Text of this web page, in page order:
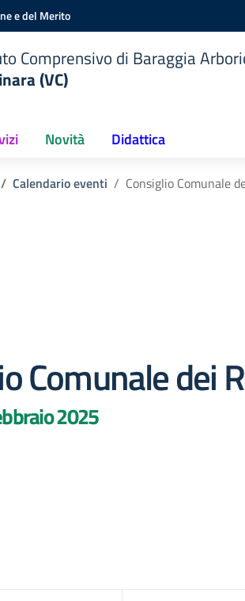
e del Merito
Comprensivo di Baraggia
(VC)
Novità Didattica
Calendario eventi Consiglio Comunale
Comunale dei
2025